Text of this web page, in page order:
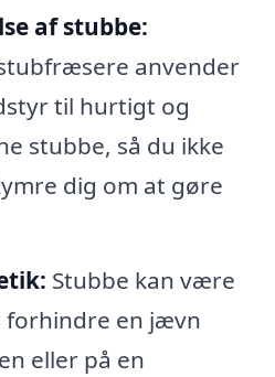
af stubbe:
anvender
til hurtigt og
stubbe, så du ikke
dig om at gøre
Stubbe kan være
forhindre en jævn
eller på en